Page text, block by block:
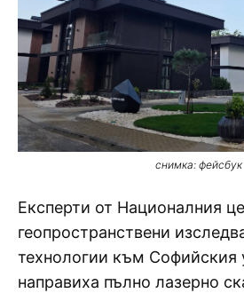
снимка: фейсбук
Експерти от Националния
геопространствени
технологии към Софийския
направиха пълно лазерно